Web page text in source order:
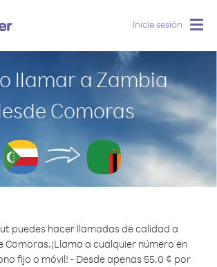
Inicie sesión
llamar a Zambia
Comoras
puedes hacer llamadas de calidad a
Comoras.¡Llama a cualquier número en
fijo o móvil! - Desde apenas 55.0 ¢ por